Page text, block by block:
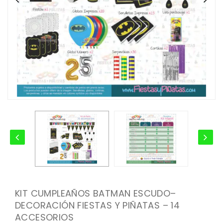
KIT CUMPLEAÑOS BATMAN ESCUDO–
DECORACIÓN FIESTAS Y PIÑATAS – 14
ACCESORIOS